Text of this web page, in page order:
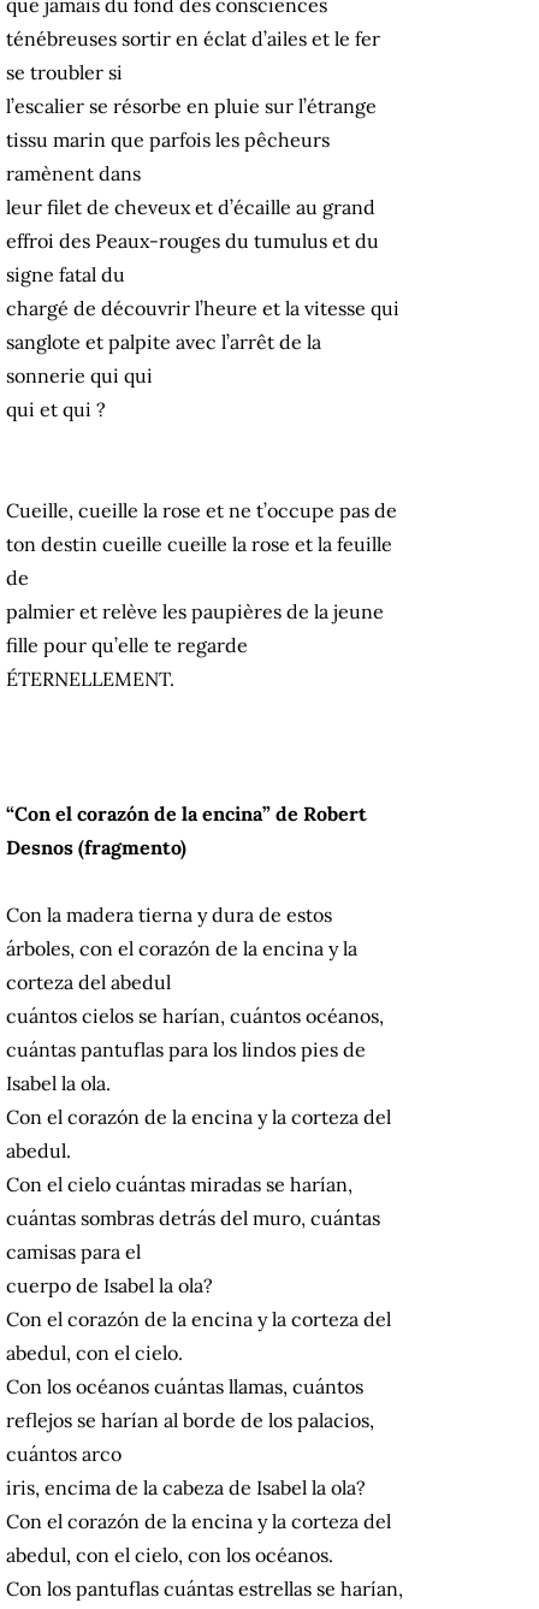
que jamais du fond des consciences
ténébreuses sortir en éclat d’ailes et le fer
se troubler si
l’escalier se résorbe en pluie sur l’étrange
tissu marin que parfois les pêcheurs
ramènent dans
leur filet de cheveux et d’écaille au grand
effroi des Peaux-rouges du tumulus et du
signe fatal du
chargé de découvrir l’heure et la vitesse qui
sanglote et palpite avec l’arrêt de la
sonnerie qui qui
qui et qui ?
Cueille, cueille la rose et ne t’occupe pas de
ton destin cueille cueille la rose et la feuille
de
palmier et relève les paupières de la jeune
fille pour qu’elle te regarde
ÉTERNELLEMENT.
“Con el corazón de la encina” de Robert
Desnos (fragmento)
Con la madera tierna y dura de estos
árboles, con el corazón de la encina y la
corteza del abedul
cuántos cielos se harían, cuántos océanos,
cuántas pantuflas para los lindos pies de
Isabel la ola.
Con el corazón de la encina y la corteza del
abedul.
Con el cielo cuántas miradas se harían,
cuántas sombras detrás del muro, cuántas
camisas para el
cuerpo de Isabel la ola?
Con el corazón de la encina y la corteza del
abedul, con el cielo.
Con los océanos cuántas llamas, cuántos
reflejos se harían al borde de los palacios,
cuántos arco
iris, encima de la cabeza de Isabel la ola?
Con el corazón de la encina y la corteza del
abedul, con el cielo, con los océanos.
Con los pantuflas cuántas estrellas se harían,